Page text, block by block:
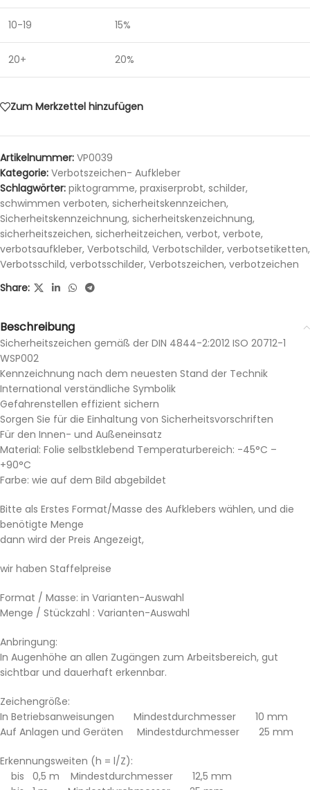
10-19 15%
20+ 20%
Zum Merkzettel hinzufügen
Artikelnummer: VP0039
Kategorie: Verbotszeichen- Aufkleber
Schlagwörter: piktogramme, praxiserprobt, schilder,
schwimmen verboten, sicherheitskennzeichen,
Sicherheitskennzeichnung, sicherheitskenzeichnung,
sicherheitszeichen, sicherheitzeichen, verbot, verbote,
verbotsaufkleber, Verbotschild, Verbotschilder, verbotsetiketten,
Verbotsschild, verbotsschilder, Verbotszeichen, verbotzeichen
Share:
Beschreibung
Sicherheitszeichen gemäß der DIN 4844-2:2012 ISO 20712-1
WSP002
Kennzeichnung nach dem neuesten Stand der Technik
International verständliche Symbolik
Gefahrenstellen effizient sichern
Sorgen Sie für die Einhaltung von Sicherheitsvorschriften
Für den Innen- und Außeneinsatz
Material: Folie selbstklebend Temperaturbereich: -45°C –
+90°C
Farbe: wie auf dem Bild abgebildet
Bitte als Erstes Format/Masse des Aufklebers wählen, und die
benötigte Menge
dann wird der Preis Angezeigt,
wir haben Staffelpreise
Format / Masse: in Varianten-Auswahl
Menge / Stückzahl : Varianten-Auswahl
Anbringung:
In Augenhöhe an allen Zugängen zum Arbeitsbereich, gut
sichtbar und dauerhaft erkennbar.
Zeichengröße:
In Betriebsanweisungen Mindestdurchmesser 10 mm
Auf Anlagen und Geräten Mindestdurchmesser 25 mm
Erkennungsweiten (h = l/Z):
bis 0,5 m Mindestdurchmesser 12,5 mm